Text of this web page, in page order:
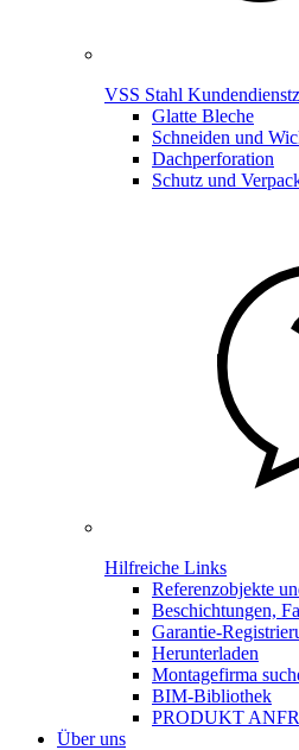
VSS Stahl
Glatte Bleche
Schneiden und
Dachperforation
Schutz und
Hilfreiche Links
Referenzobjekte
Beschichtungen,
Garantie-
Herunterladen
Montagefirma
BIM-Bibliothek
PRODUKT
Über uns